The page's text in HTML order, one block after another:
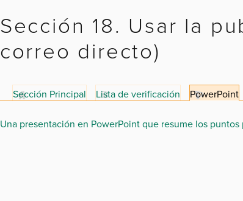
Sección 18. Usar la
correo directo)
Sección Principal Lista de verificación PowerPoint
Una presentación en PowerPoint que resume los